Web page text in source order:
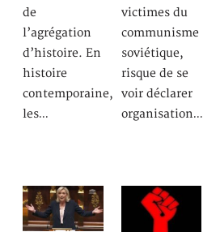
de
l’agrégation
d’histoire. En
histoire
contemporaine,
les…
victimes du
communisme
soviétique,
risque de se
voir déclarer
organisation…